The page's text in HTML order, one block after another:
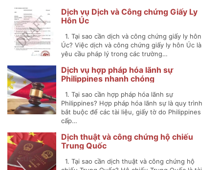
Dịch vụ Dịch và Công chứng Giấy Ly
Hôn Úc
1. Tại sao cần dịch và công chứng giấy ly hôn
Úc? Việc dịch và công chứng giấy ly hôn Úc là
yêu cầu pháp lý trong các trường…
Dịch vụ hợp pháp hóa lãnh sự
Philippines nhanh chóng
1. Tại sao cần hợp pháp hóa lãnh sự
Philippines? Hợp pháp hóa lãnh sự là quy trình
bắt buộc để các tài liệu, giấy tờ do Philippines
cấp…
Dịch thuật và công chứng hộ chiếu
Trung Quốc
1. Tại sao cần dịch thuật và công chứng hộ